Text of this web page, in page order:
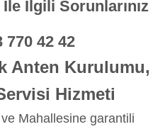
İlgili Sorunlarınız
770 42 42
Anten Kurulumu,
Hizmeti
Mahallesine garantili